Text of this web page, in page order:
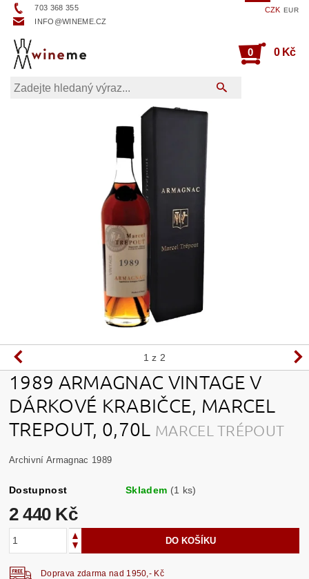
703 368 355
INFO@WINEME.CZ
CZK EUR
0 0 Kč
1 z 2
1989 ARMAGNAC VINTAGE V
DÁRKOVÉ KRABIČCE, MARCEL
TREPOUT, 0,70L MARCEL TRÉPOUT
Archivní Armagnac 1989
Dostupnost Skladem (1 ks)
2 440 Kč
Doprava zdarma nad 1950,- Kč